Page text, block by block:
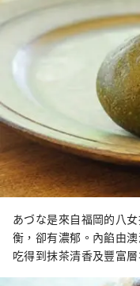
あづな是來自福岡的八
衡，卻有濃郁。內餡由
吃得到抹茶清香及豐富